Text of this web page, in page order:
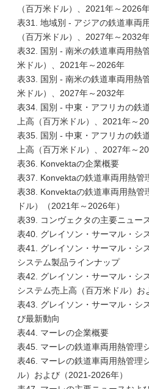
（百万米ドル）、2021年～2026
表31. 地域別 - アジアの鉄道車両
（百万米ドル）、2027年～2032
表32. 国別 - 南米の鉄道車両用熱
米ドル）、2021年～2026年
表33. 国別 - 南米の鉄道車両用熱
米ドル）、2027年～2032年
表34. 国別 - 中東・アフリカの鉄
上高（百万米ドル）、2021年～
表35. 国別 - 中東・アフリカの鉄
上高（百万米ドル）、2027年～
表36. Konvektaの企業概要
表37. Konvektaの鉄道車両用熱管
表38. Konvektaの鉄道車両用熱管
ドル）（2021年～2026年）
表39. コンヴェクタの主要ニュー
表40. グレイソン・サーマル・シ
表41. グレイソン・サーマル・シ
システム製品ラインナップ
表42. グレイソン・サーマル・シ
システム売上高（百万米ドル）お
表43. グレイソン・サーマル・シ
び最新動向
表44. マーレの企業概要
表45. マーレの鉄道車両用熱管理
表46. マーレの鉄道車両用熱管理
ル）および（2021-2026年）